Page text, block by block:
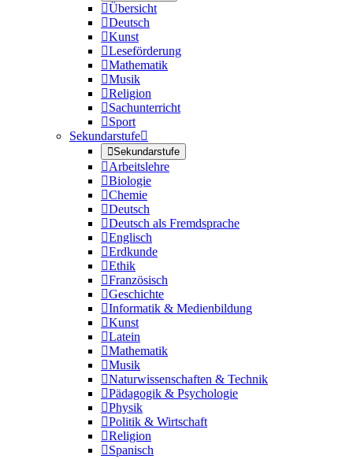
Übersicht
Deutsch
Kunst
Leseförderung
Mathematik
Musik
Religion
Sachunterricht
Sport
Sekundarstufe
Sekundarstufe
Arbeitslehre
Biologie
Chemie
Deutsch
Deutsch als Fremdsprache
Englisch
Erdkunde
Ethik
Französisch
Geschichte
Informatik & Medienbildung
Kunst
Latein
Mathematik
Musik
Naturwissenschaften & Technik
Pädagogik & Psychologie
Physik
Politik & Wirtschaft
Religion
Spanisch